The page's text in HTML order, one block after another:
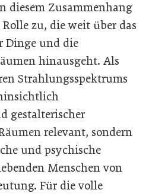
diesem Zusammenhang
zu, die weit über das
Dinge und die
hinausgeht. Als
Strahlungsspektrums
gestalterischer
relevant, sondern
und psychische
Menschen von
Für die volle